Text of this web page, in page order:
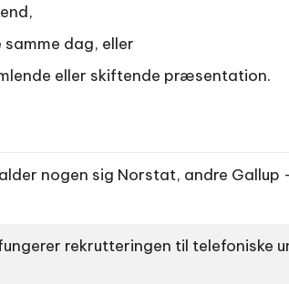
dag, eller
eller skiftende præsentation.
nogen sig Norstat, andre
rekrutteringen til telefoniske